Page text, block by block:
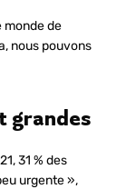
monde de
nous pouvons
grandes
31 % des
urgente »,